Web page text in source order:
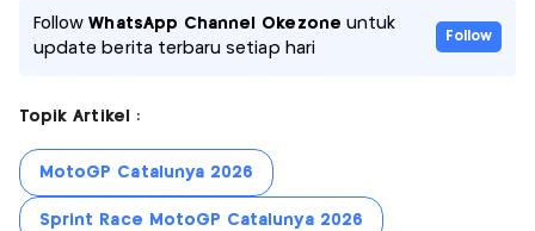
FollowWhatsApp Channel Okezone untuk
update berita terbaru setiap hari
Follow
Topik Artikel :
MotoGP Catalunya 2026
Sprint Race MotoGP Catalunya 2026